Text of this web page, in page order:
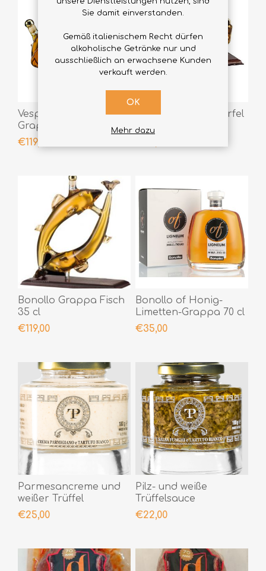
Vespino Bonollo
Grappa 35 cl
€119,00
Bonollo Grappawürfel
2x20 cl
Bonollo Grappa Fisch
35 cl
€119,00
Bonollo of Honig-
Limetten-Grappa 70 cl
€35,00
Parmesancreme und
weißer Trüffel
€25,00
Pilz- und weiße
Trüffelsauce
€22,00
Sie damit einverstanden.
Gemäß italienischem Recht dürfen
alkoholische Getränke nur und
ausschließlich an erwachsene Kunden
verkauft werden.
OK
Mehr dazu